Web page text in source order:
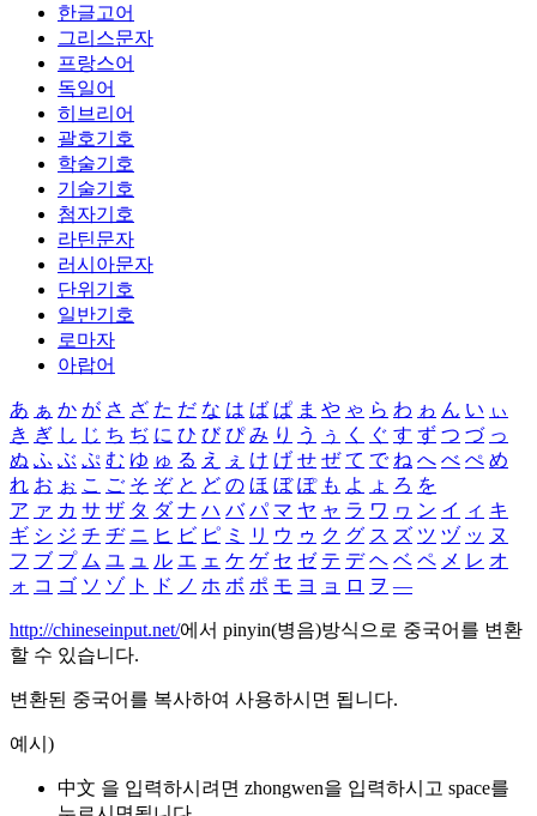
한글고어
그리스문자
프랑스어
독일어
히브리어
괄호기호
학술기호
기술기호
첨자기호
라틴문자
러시아문자
단위기호
일반기호
로마자
아랍어
あ ぁ か が さ ざ た だ な は ば ぱ ま や ゃ ら わ ゎ ん い ぃ
き ぎ し じ ち ぢ に ひ び ぴ み り う ぅ く ぐ す ず つ づ っ
ぬ ふ ぶ ぷ む ゆ ゅ る え ぇ け げ せ ぜ て で ね へ べ ぺ め
れ お ぉ こ ご そ ぞ と ど の ほ ぼ ぽ も よ ょ ろ を
ア ァ カ サ ザ タ ダ ナ ハ バ パ マ ヤ ャ ラ ワ ヮ ン イ ィ キ
ギ シ ジ チ ヂ ニ ヒ ビ ピ ミ リ ウ ゥ ク グ ス ズ ツ ヅ ッ ヌ
フ ブ プ ム ユ ュ ル エ ェ ケ ゲ セ ゼ テ デ ヘ ベ ペ メ レ オ
ォ コ ゴ ソ ゾ ト ド ノ ホ ボ ポ モ ヨ ョ ロ ヲ ―
http://chineseinput.net/에서 pinyin(병음)방식으로 중국어를 변환
할 수 있습니다.
변환된 중국어를 복사하여 사용하시면 됩니다.
예시)
中文 을 입력하시려면 zhongwen을 입력하시고 space를